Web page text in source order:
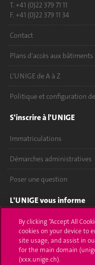
T. +41 (0)22 379 71 11
F. +41 (0)22 379 11 34
Contact
Plans d'accès aux bâtiments
L'UNIGE de A à Z
Politique et configuration
S'inscrire à l'UNIGE
Immatriculations
Démarches administratives
Poser une question
L'UNIGE vous informe
UNIGE Mobile
Médias
Offres d'emploi
By clicking “Accept All
cookies on your device to
site usage, and assist in
for the main domain
(xxx.unige.ch).